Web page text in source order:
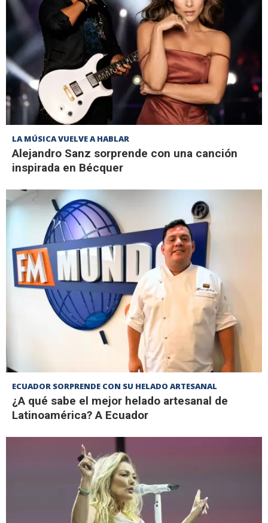
LA MÚSICA VUELVE A HABLAR
Alejandro Sanz sorprende con una canción
inspirada en Bécquer
ECUADOR SORPRENDE CON SU HELADO ARTESANAL
¿A qué sabe el mejor helado artesanal de
Latinoamérica? A Ecuador